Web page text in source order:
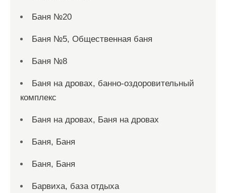
Баня №20
Баня №5, Общественная баня
Баня №8
Баня на дровах, банно-оздоровительный
комплекс
Баня на дровах, Баня на дровах
Баня, Баня
Баня, Баня
Барвиха, база отдыха